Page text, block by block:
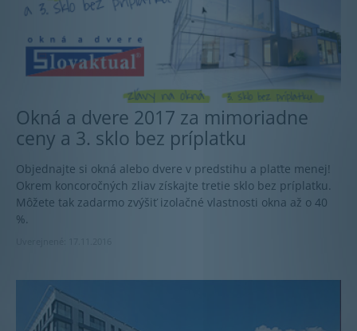
Okná a dvere 2017 za mimoriadne
ceny a 3. sklo bez príplatku
Objednajte si okná alebo dvere v predstihu a plaťte menej!
Okrem koncoročných zliav získajte tretie sklo bez príplatku.
Môžete tak zadarmo zvýšiť izolačné vlastnosti okna až o 40
%.